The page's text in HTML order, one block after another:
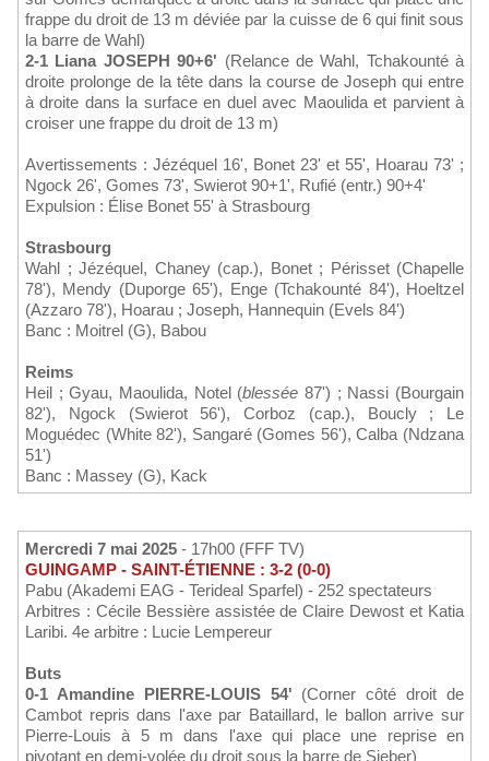
frappe du droit de 13 m déviée par la cuisse de 6 qui finit sous
la barre de Wahl)
2-1 Liana JOSEPH 90+6' (Relance de Wahl, Tchakounté à
droite prolonge de la tête dans la course de Joseph qui entre
à droite dans la surface en duel avec Maoulida et parvient à
croiser une frappe du droit de 13 m)
Avertissements : Jézéquel 16', Bonet 23' et 55', Hoarau 73' ;
Ngock 26', Gomes 73', Swierot 90+1', Rufié (entr.) 90+4'
Expulsion : Élise Bonet 55' à Strasbourg
Strasbourg
Wahl ; Jézéquel, Chaney (cap.), Bonet ; Périsset (Chapelle
78'), Mendy (Duporge 65'), Enge (Tchakounté 84'), Hoeltzel
(Azzaro 78'), Hoarau ; Joseph, Hannequin (Evels 84')
Banc : Moitrel (G), Babou
Reims
Heil ; Gyau, Maoulida, Notel (blessée 87') ; Nassi (Bourgain
82'), Ngock (Swierot 56'), Corboz (cap.), Boucly ; Le
Moguédec (White 82'), Sangaré (Gomes 56'), Calba (Ndzana
51')
Banc : Massey (G), Kack
Mercredi 7 mai 2025 - 17h00 (FFF TV)
GUINGAMP - SAINT-ÉTIENNE : 3-2 (0-0)
Pabu (Akademi EAG - Terideal Sparfel) - 252 spectateurs
Arbitres : Cécile Bessière assistée de Claire Dewost et Katia
Laribi. 4e arbitre : Lucie Lempereur
Buts
0-1 Amandine PIERRE-LOUIS 54' (Corner côté droit de
Cambot repris dans l'axe par Bataillard, le ballon arrive sur
Pierre-Louis à 5 m dans l'axe qui place une reprise en
pivotant en demi-volée du droit sous la barre de Sieber)